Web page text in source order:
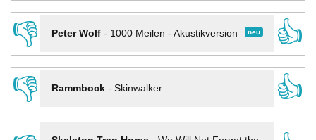
👎
neu
Peter Wolf- 1000 Meilen - Akustikversion
👍
👎
Rammbock- Skinwalker
👍